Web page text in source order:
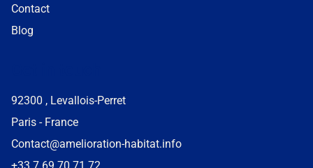
Contact
Blog
92300 , Levallois-Perret
Paris - France
Contact@amelioration-habitat.info